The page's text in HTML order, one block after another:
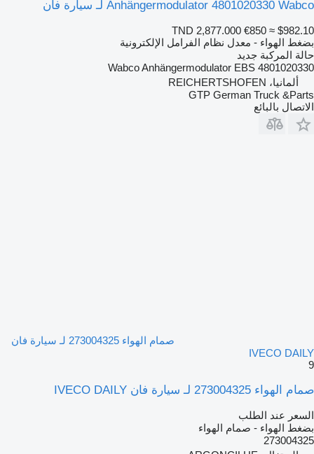
Anhängermodulator 4801020330 Wabco لـ سيارة فان
TND 2,877.000 €850 ≈ $982.10
بضغط الهواء - معدل نظام الفرامل الإلكترونية
حالة المركبة جديد
Wabco Anhängermodulator EBS 4801020330
ألمانيا، REICHERTSHOFEN
GTP German Truck &Parts
الاتصال بالبائع
صمام الهواء 273004325 لـ سيارة فان
IVECO DAILY
9
صمام الهواء 273004325 لـ سيارة فان IVECO DAILY
السعر عند الطلب
بضغط الهواء - صمام الهواء
273004325